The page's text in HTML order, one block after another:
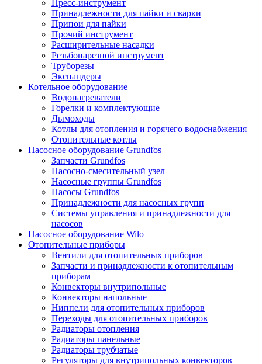
Пресс-инструмент
Принадлежности для пайки и сварки
Припои для пайки
Прочий инструмент
Расширительные насадки
Резьбонарезной инструмент
Труборезы
Экспандеры
Котельное оборудование
Водонагреватели
Горелки и комплектующие
Дымоходы
Котлы для отопления и горячего водоснабжения
Отопительные котлы
Насосное оборудование Grundfos
Запчасти Grundfos
Насосно-смесительный узел
Насосные группы Grundfos
Насосы Grundfos
Принадлежности для насосных групп
Системы управления и принадлежности для
насосов
Насосное оборудование Wilo
Отопительные приборы
Вентили для отопительных приборов
Запчасти и принадлежности к отопительным
приборам
Конвекторы внутрипольные
Конвекторы напольные
Ниппели для отопительных приборов
Переходы для отопительных приборов
Радиаторы отопления
Радиаторы панельные
Радиаторы трубчатые
Регуляторы для внутрипольных конвекторов